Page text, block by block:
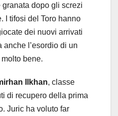
granata dopo gli screzi
I tifosi del Toro hanno
dei nuovi arrivati
anche l’esordio di un
bene.
Ilkhan, classe
di recupero della prima
Juric ha voluto far